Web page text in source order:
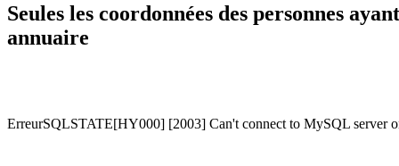
Seules les coordonnées des personnes
annuaire
ErreurSQLSTATE[HY000] [2003] Can't connect to MySQL server